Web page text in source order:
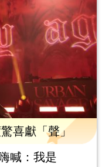
喜獻「聲」
喊：我是